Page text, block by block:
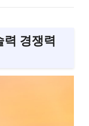
력 경쟁력